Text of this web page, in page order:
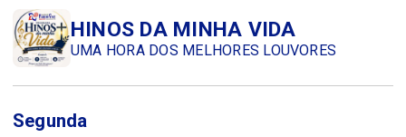
HINOS DA MINHA VIDA
UMA HORA DOS MELHORES LOUVORES
Segunda